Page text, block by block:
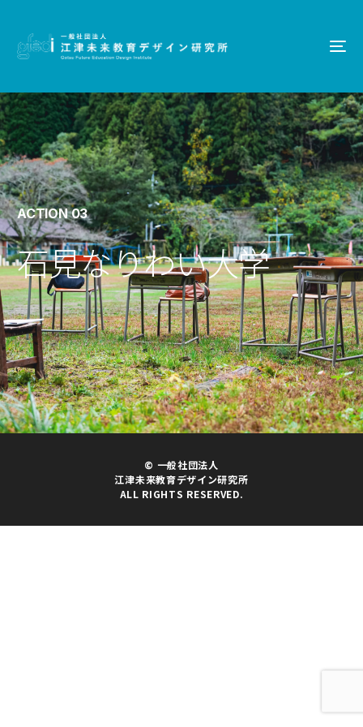
ACTION 03
石見なりわい大学
© 一般社団法人
江津未来教育デザイン研究所
ALL RIGHTS RESERVED.
TOP
ABOUT US
CONCEPT
ACTION｜01
ACTION｜02
ACTION｜03
NEWS
CONTACT